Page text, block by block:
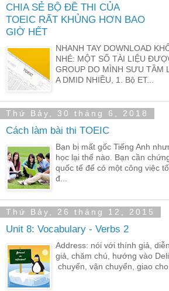
CHIA SẺ BỘ ĐỀ THI CỦA
TOEIC RẤT KHỦNG HƠN BAO
GIỜ HẾT
NHANH TAY DOWNLOAD
NHÉ: MỘT SỐ TÀI LIỆU
GROUP DO MÌNH SƯU TẦM
A DMID NHIỀU, 1. Bộ ET...
Thứ Bảy, 30 tháng 6, 2018
Cách làm bài thi TOEIC
Bạn bị mất gốc Tiếng Anh
học lại thế nào. Bạn cần
quốc tế để có một công việc
đ...
Thứ Bảy, 26 tháng 12, 2015
Unit 8: Vocabulary - Verbs 2
Address: nói với thính giả,
giả, chăm chú, hướng vào
chuyển, vận chuyển, giao